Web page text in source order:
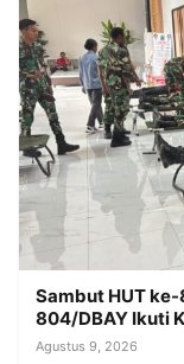
Sambut HUT ke-
804/DBAY Ikuti
Agustus 9, 2026